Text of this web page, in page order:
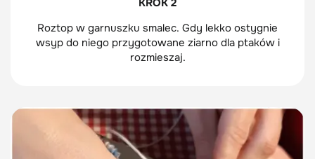
Roztop w garnuszku smalec. Gdy lekko ostygnie
wsyp do niego przygotowane ziarno dla ptaków i
rozmieszaj.